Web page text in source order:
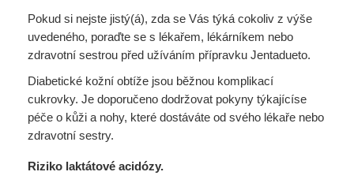
Pokud si nejste jistý(á), zda se Vás týká cokoliv z výše
uvedeného, poraďte se s lékařem, lékárníkem nebo
zdravotní sestrou před užíváním přípravku Jentadueto.
Diabetické kožní obtíže jsou běžnou komplikací
cukrovky. Je doporučeno dodržovat pokyny týkajícíse
péče o kůži a nohy, které dostáváte od svého lékaře nebo
zdravotní sestry.
Riziko laktátové acidózy.